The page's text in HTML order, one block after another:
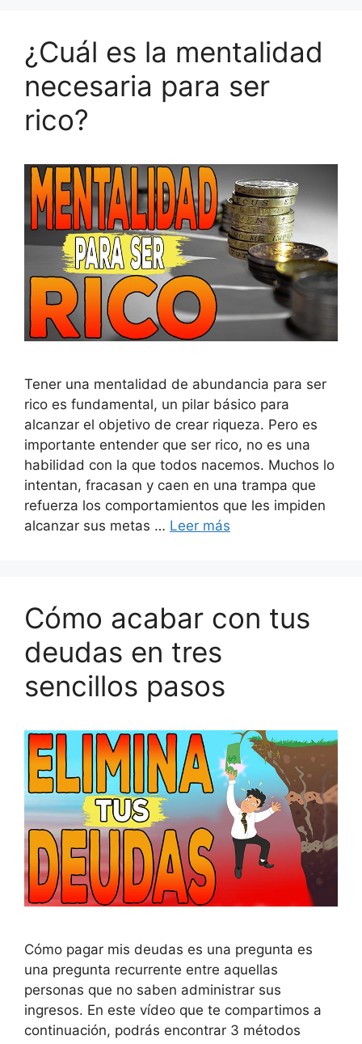
¿Cuál es la mentalidad
necesaria para ser
rico?
Tener una mentalidad de abundancia para ser
rico es fundamental, un pilar básico para
alcanzar el objetivo de crear riqueza. Pero es
importante entender que ser rico, no es una
habilidad con la que todos nacemos. Muchos lo
intentan, fracasan y caen en una trampa que
refuerza los comportamientos que les impiden
alcanzar sus metas … Leer más
Cómo acabar con tus
deudas en tres
sencillos pasos
Cómo pagar mis deudas es una pregunta es
una pregunta recurrente entre aquellas
personas que no saben administrar sus
ingresos. En este vídeo que te compartimos a
continuación, podrás encontrar 3 métodos